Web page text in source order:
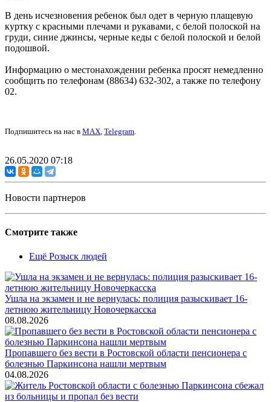
В день исчезновения ребенок был одет в черную плащевую
куртку с красными плечами и рукавами, с белой полоской на
груди, синие джинсы, черные кеды с белой полоской и белой
подошвой.
Информацию о местонахождении ребенка просят немедленно
сообщить по телефонам (88634) 632-302, а также по телефону
02.
Подпишитесь на нас в MAX, Telegram.
26.05.2020 07:18
Новости партнеров
Смотрите также
Ещё Розыск людей
Ушла на экзамен и не вернулась: полиция разыскивает 16-
летнюю жительницу Новочеркасска
08.08.2026
Пропавшего без вести в Ростовской области пенсионера с
болезнью Паркинсона нашли мертвым
04.08.2026